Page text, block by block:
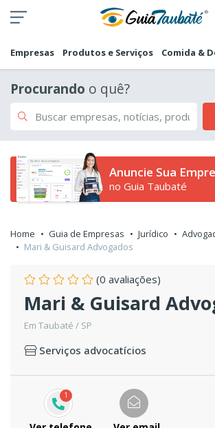
Empresas Produtos e Serviços Comida &
Procurando o quê?
Anuncie Sua
no Guia Taubaté
Home Guia de Empresas Jurídico
Mari & Guisard Advogados
(0 avaliações)
Mari & Guisard
Em Taubaté / SP
Serviços advocatícios
1